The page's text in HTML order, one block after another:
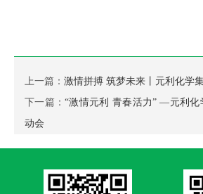
上一篇： 激情拼搏 筑梦未来丨元利化学
下一篇：“激情元利 青春活力” —元利化
动会